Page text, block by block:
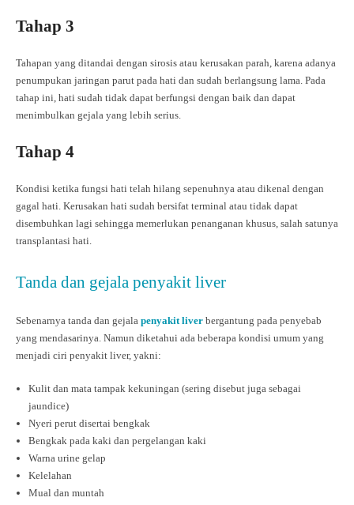
Tahap 3
Tahapan yang ditandai dengan sirosis atau kerusakan parah, karena adanya
penumpukan jaringan parut pada hati dan sudah berlangsung lama. Pada
tahap ini, hati sudah tidak dapat berfungsi dengan baik dan dapat
menimbulkan gejala yang lebih serius.
Tahap 4
Kondisi ketika fungsi hati telah hilang sepenuhnya atau dikenal dengan
gagal hati. Kerusakan hati sudah bersifat terminal atau tidak dapat
disembuhkan lagi sehingga memerlukan penanganan khusus, salah satunya
transplantasi hati.
Tanda dan gejala penyakit liver
Sebenarnya tanda dan gejala penyakit liver bergantung pada penyebab
yang mendasarinya. Namun diketahui ada beberapa kondisi umum yang
menjadi ciri penyakit liver, yakni:
Kulit dan mata tampak kekuningan (sering disebut juga sebagai
jaundice)
Nyeri perut disertai bengkak
Bengkak pada kaki dan pergelangan kaki
Warna urine gelap
Kelelahan
Mual dan muntah